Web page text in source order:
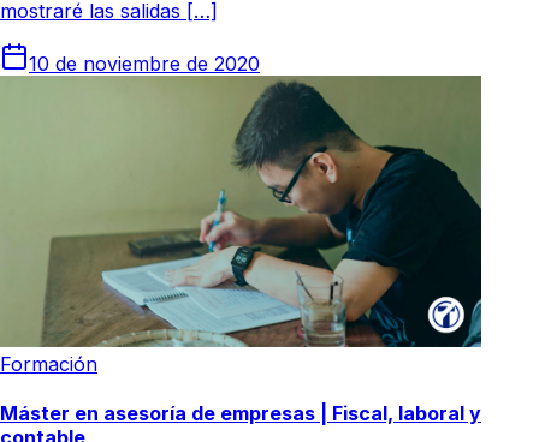
mostraré las salidas […]
10 de noviembre de 2020
Formación
Máster en asesoría de empresas | Fiscal, laboral y